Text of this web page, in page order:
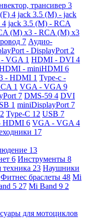
трансивер 3
4 jack 3.5 (M) - jack
4 jack 3.5 (M) - RCA
(M) x3 - RCA (M) x3
7 Аудио-
- DisplayPort 2
VGA 1 HDMI - DVI 4
- miniHDMI 6
- HDMI 1 Type-c -
1 VGA - VGA 9
7 DMS-59 4 DVI
1 miniDisplayPort 7
2 Type-C 12 USB 7
HDMI 6 VGA - VGA 4
17
13
6 Инструменты 8
23 Наушники
Фитнес браслеты 48 Mi
5 27 Mi Band 9 2
для мотоциклов